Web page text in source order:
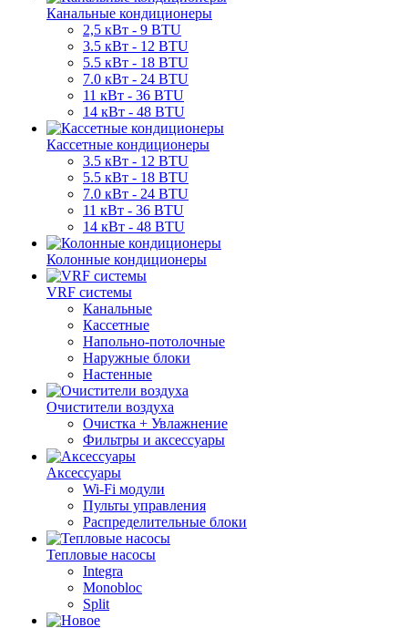
Канальные кондиционеры
2,5 кВт - 9 BTU
3.5 кВт - 12 BTU
5.5 кВт - 18 BTU
7.0 кВт - 24 BTU
11 кВт - 36 BTU
14 кВт - 48 BTU
Кассетные кондиционеры
3.5 кВт - 12 BTU
5.5 кВт - 18 BTU
7.0 кВт - 24 BTU
11 кВт - 36 BTU
14 кВт - 48 BTU
Колонные кондиционеры
VRF системы
Канальные
Кассетные
Напольно-потолочные
Наружные блоки
Настенные
Очистители воздуха
Очистка + Увлажнение
Фильтры и аксессуары
Аксессуары
Wi-Fi модули
Пульты управления
Распределительные блоки
Тепловые насосы
Integra
Monobloc
Split